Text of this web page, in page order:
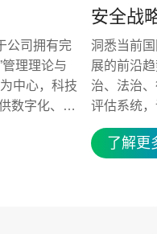
公司拥有完
管理理论与
中心，科技
数字化、智
务与管理云
业安全管
安全战
洞悉当前
展的前沿
治、法治
评估系统
熟度；结
专业的分
了解更